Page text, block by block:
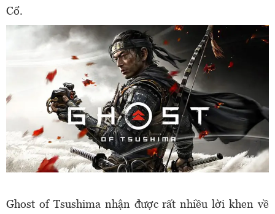
Cổ.
Ghost of Tsushima nhận được rất nhiều lời khen về